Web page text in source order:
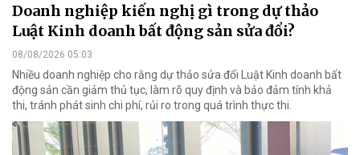
Doanh nghiệp kiến nghị gì trong dự thảo
Luật Kinh doanh bất động sản sửa đổi?
08/08/2026 05:03
Nhiều doanh nghiệp cho rằng dự thảo sửa đổi Luật Kinh doanh bất
động sản cần giảm thủ tục, làm rõ quy định và bảo đảm tính khả
thi, tránh phát sinh chi phí, rủi ro trong quá trình thực thi.